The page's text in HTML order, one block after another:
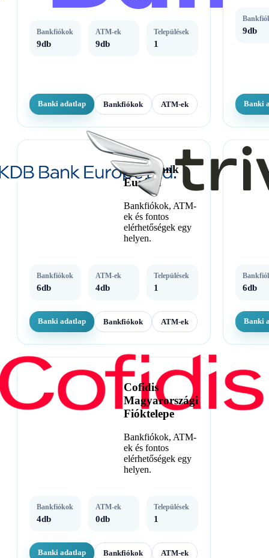
Bankfiókok
9db
ATM-ek
9db
Települések
1
Banki adatlap Bankfiókok ATM-ek
9db
Banki
KDB Bank
Európa
Bankfiókok, ATM-
ek és fontos
elérhetőségek egy
helyen.
Bankfiókok
6db
ATM-ek
4db
Települések
1
Banki adatlap Bankfiókok ATM-ek
6db
Banki
Cofidis
Magyarországi
Fióktelepe
Bankfiókok, ATM-
ek és fontos
elérhetőségek egy
helyen.
Bankfiókok
4db
ATM-ek
0db
Települések
1
Banki adatlap Bankfiókok ATM-ek